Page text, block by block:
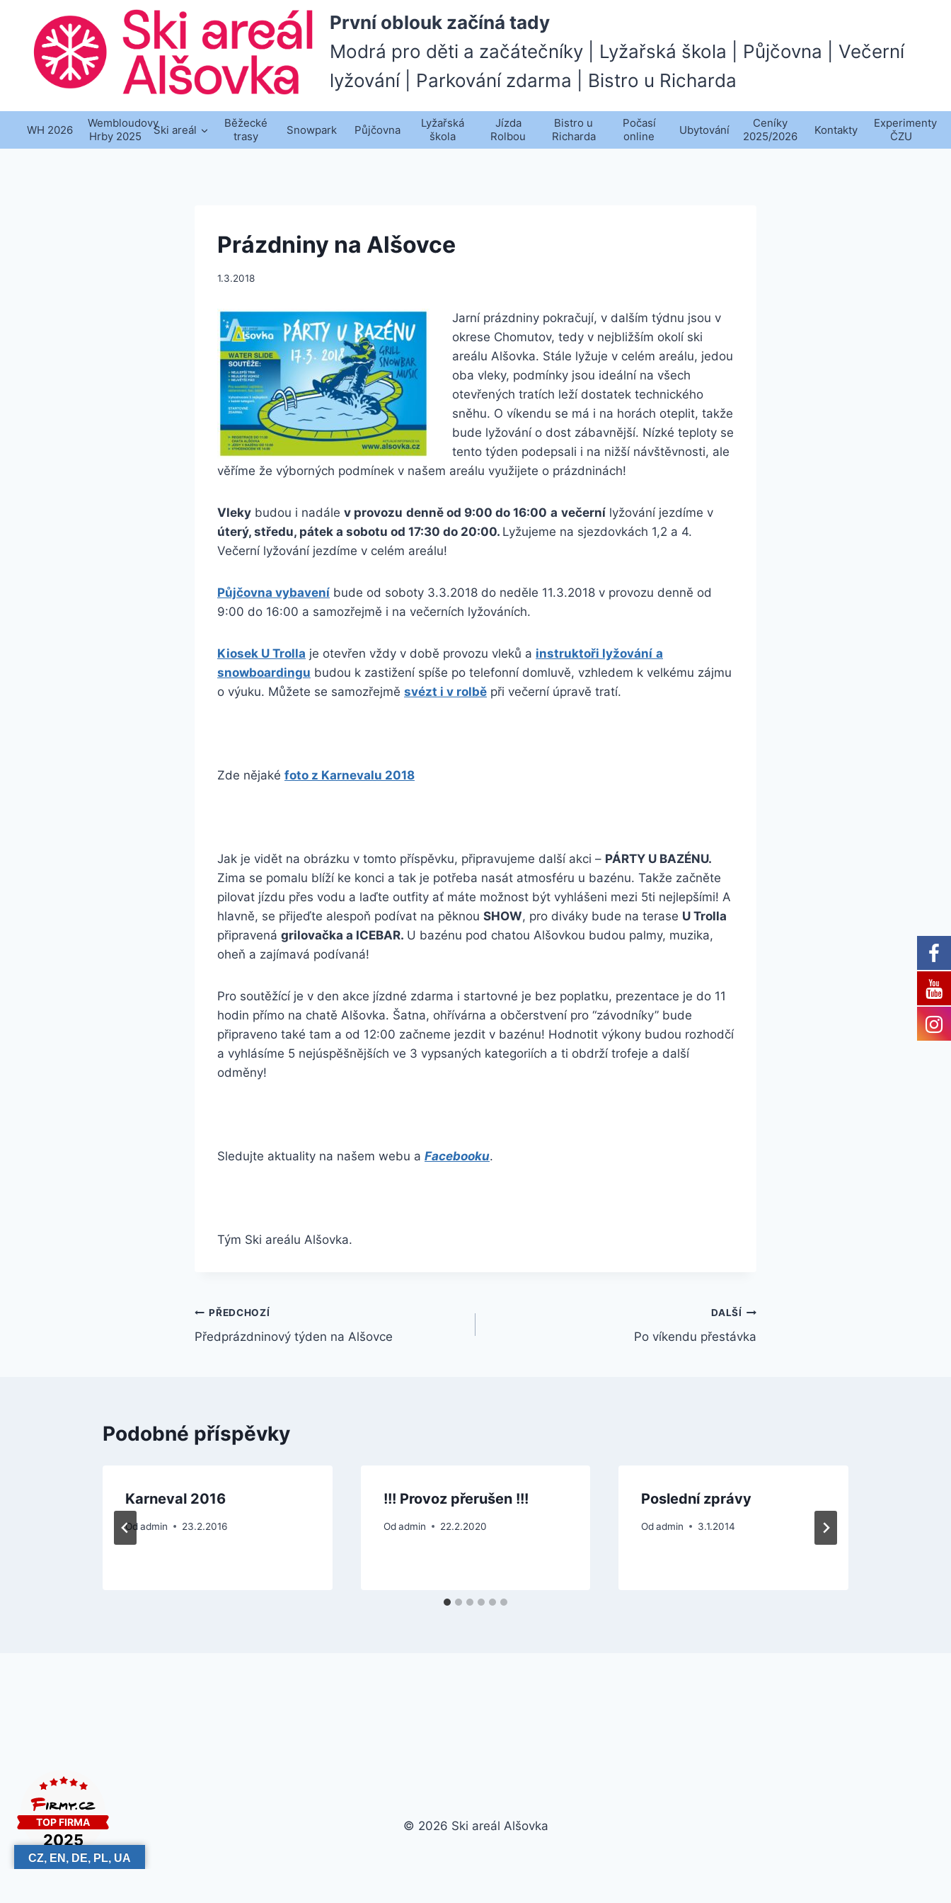
obsah
První oblouk začíná tady
Modrá pro děti a začátečníky | Lyžařská škola | Půjčovna | Večerní
lyžování | Parkování zdarma | Bistro u Richarda
WH 2026
Wembloudovy
Hrby 2025
Ski areál
Běžecké
trasy
Snowpark Půjčovna
Lyžařská
škola
Jízda
Rolbou
Bistro u
Richarda
Počasí
online
Ubytování
Ceníky
2025/2026
Kontakty
Experimenty
ČZU
Prázdniny na Alšovce
1.3.2018
Jarní prázdniny pokračují, v dalším týdnu jsou v
okrese Chomutov, tedy v nejbližším okolí ski
areálu Alšovka. Stále lyžuje v celém areálu, jedou
oba vleky, podmínky jsou ideální na všech
otevřených tratích leží dostatek technického
sněhu. O víkendu se má i na horách oteplit, takže
bude lyžování o dost zábavnější. Nízké teploty se
tento týden podepsali i na nižší návštěvnosti, ale
věříme že výborných podmínek v našem areálu využijete o prázdninách!
Vleky budou i nadále v provozu denně od 9:00 do 16:00 a večerní lyžování jezdíme v
úterý, středu, pátek a sobotu od 17:30 do 20:00. Lyžujeme na sjezdovkách 1,2 a 4.
Večerní lyžování jezdíme v celém areálu!
Půjčovna vybavení bude od soboty 3.3.2018 do neděle 11.3.2018 v provozu denně od
9:00 do 16:00 a samozřejmě i na večerních lyžováních.
Kiosek U Trolla je otevřen vždy v době provozu vleků a instruktoři lyžování a
snowboardingu budou k zastižení spíše po telefonní domluvě, vzhledem k velkému zájmu
o výuku. Můžete se samozřejmě svézt i v rolbě při večerní úpravě tratí.
Zde nějaké foto z Karnevalu 2018
Jak je vidět na obrázku v tomto příspěvku, připravujeme další akci – PÁRTY U BAZÉNU.
Zima se pomalu blíží ke konci a tak je potřeba nasát atmosféru u bazénu. Takže začněte
pilovat jízdu přes vodu a laďte outfity ať máte možnost být vyhlášeni mezi 5ti nejlepšími! A
hlavně, se přijeďte alespoň podívat na pěknou SHOW, pro diváky bude na terase U Trolla
připravená grilovačka a ICEBAR. U bazénu pod chatou Alšovkou budou palmy, muzika,
oheň a zajímavá podívaná!
Pro soutěžící je v den akce jízdné zdarma i startovné je bez poplatku, prezentace je do 11
hodin přímo na chatě Alšovka. Šatna, ohřívárna a občerstvení pro “závodníky” bude
připraveno také tam a od 12:00 začneme jezdit v bazénu! Hodnotit výkony budou rozhodčí
a vyhlásíme 5 nejúspěšnějších ve 3 vypsaných kategoriích a ti obdrží trofeje a další
odměny!
Sledujte aktuality na našem webu a Facebooku.
Tým Ski areálu Alšovka.
Navigace
pro
PŘEDCHOZÍ
Předprázdninový týden na Alšovce
DALŠÍ
Po víkendu přestávka
Podobné příspěvky
Karneval 2016
Odadmin 23.2.2016
!!! Provoz přerušen !!!
Od admin 22.2.2020
Poslední zprávy
Od admin 3.1.2014
© 2026 Ski areál Alšovka
CZ, EN, DE, PL, UA